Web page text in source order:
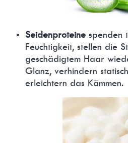
Seidenproteine spenden
Feuchtigkeit, stellen die
geschädigtem Haar
Glanz, verhindern
erleichtern das Kämmen.